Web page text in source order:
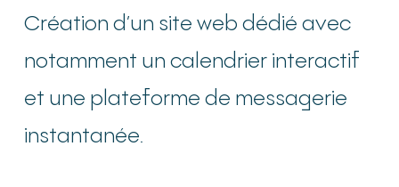
Création d’un site web dédié avec
notamment un calendrier interactif
et une plateforme de messagerie
instantanée.